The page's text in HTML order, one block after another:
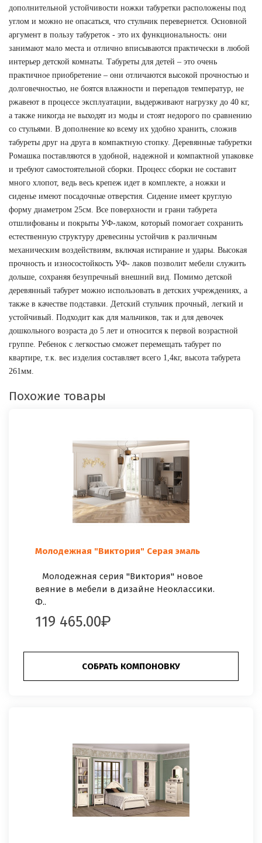
дополнительной устойчивости ножки табуретки расположены под
углом и можно не опасаться, что стульчик перевернется. Основной
аргумент в пользу табуреток - это их функциональность: они
занимают мало места и отлично вписываются практически в любой
интерьер детской комнаты. Табуреты для детей – это очень
практичное приобретение – они отличаются высокой прочностью и
долговечностью, не боятся влажности и перепадов температур, не
ржавеют в процессе эксплуатации, выдерживают нагрузку до 40 кг,
а также никогда не выходят из моды и стоят недорого по сравнению
со стульями. В дополнение ко всему их удобно хранить, сложив
табуреты друг на друга в компактную стопку. Деревянные табуретки
Ромашка поставляются в удобной, надежной и компактной упаковке
и требуют самостоятельной сборки. Процесс сборки не составит
много хлопот, ведь весь крепеж идет в комплекте, а ножки и
сиденье имеют посадочные отверстия. Сидение имеет круглую
форму диаметром 25см. Все поверхности и грани табурета
отшлифованы и покрыты УФ-лаком, который помогает сохранить
естественную структуру древесины устойчив к различным
механическим воздействиям, включая истирание и удары. Высокая
прочность и износостойкость УФ- лаков позволит мебели служить
дольше, сохраняя безупречный внешний вид. Помимо детской
деревянный табурет можно использовать в детских учреждениях, а
также в качестве подставки. Детский стульчик прочный, легкий и
устойчивый. Подходит как для мальчиков, так и для девочек
дошкольного возраста до 5 лет и относится к первой возрастной
группе. Ребенок с легкостью сможет перемещать табурет по
квартире, т.к. вес изделия составляет всего 1,4кг, высота табурета
261мм.
Похожие товары
Молодежная "Виктория" Серая эмаль
Молодежная серия "Виктория" новое
веяние в мебели в дизайне Неоклассики.
Ф..
119 465.00
СОБРАТЬ КОМПОНОВКУ